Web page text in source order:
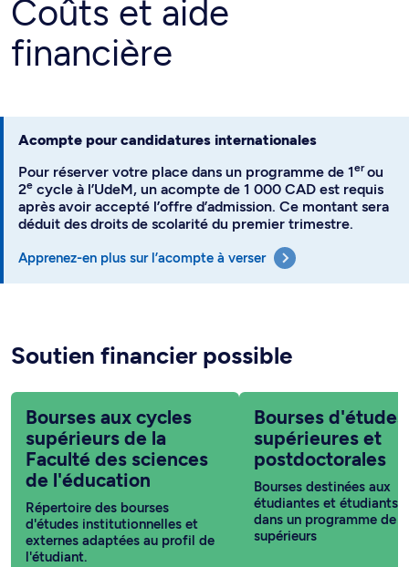
Coûts et aide
financière
Acompte pour candidatures internationales
Pour réserver votre place dans un programme de 1erou
2e cycle à l’UdeM, un acompte de 1 000 CAD est requis
après avoir accepté l’offre d’admission. Ce montant sera
déduit des droits de scolarité du premier trimestre.
Apprenez-en plus sur l’acompte à verser
Soutien financier possible
Bourses aux cycles
supérieurs de la
Faculté des sciences
de l'éducation
Répertoire des bourses
d'études institutionnelles et
externes adaptées au profil de
l'étudiant.
Bourses d'études
supérieures et
postdoctorales
Bourses destinées aux
étudiantes et étudiants
dans un programme de
supérieurs